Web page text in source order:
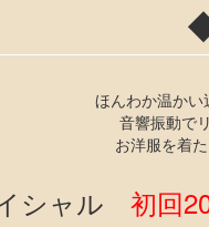
ほんわか温かい
音響振動で
お洋服を着
シャル 初回